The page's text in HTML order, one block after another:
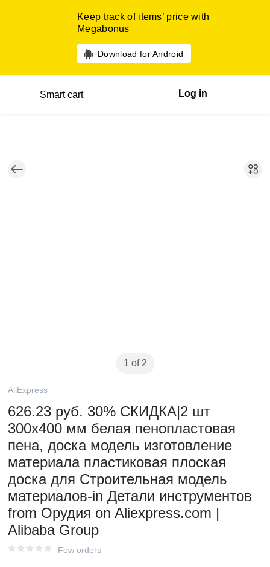
Keep track of items’ price with
Megabonus
Download for Android
Smart cart Log in
1 of 2
AliExpress
626.23 руб. 30% СКИДКА|2 шт
300x400 мм белая пенопластовая
пена, доска модель изготовление
материала пластиковая плоская
доска для Строительная модель
материалов-in Детали инструментов
from Орудия on Aliexpress.com |
Alibaba Group
Few orders